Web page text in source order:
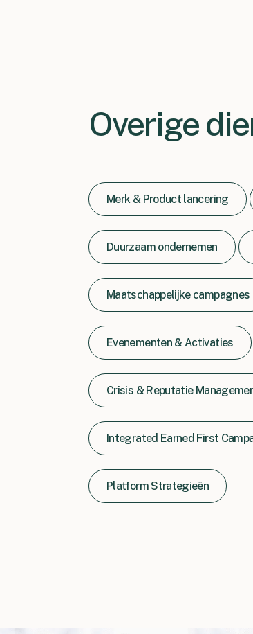
Overige
Merk & Product lancering
Duurzaam ondernemen
Maatschappelijke campagnes
Evenementen & Activaties
Crisis & Reputatie
Integrated Earned First
Platform Strategieën